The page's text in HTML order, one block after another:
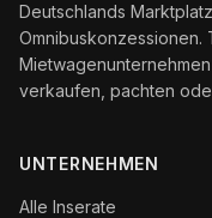
Deutschlands
Omnibuskonzessionen.
verkaufen, pachten
UNTERNEHMEN
Alle Inserate